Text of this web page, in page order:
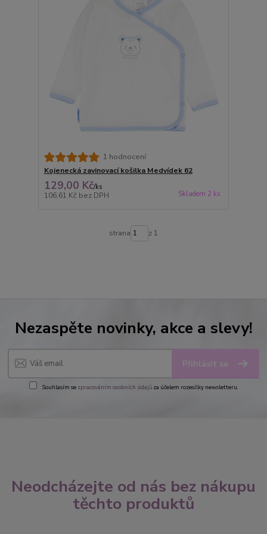
1 hodnocení
Kojenecká zavinovací košilka Medvídek 62
129,00 Kč/ks
106,61 Kč bez DPH Skladem 2 ks
strana z 1
Nezaspěte novinky, akce a slevy!
Přihlásit se
Souhlasím se zpracováním osobních údajůza účelem rozesílky newsletteru.
Neodcházejte od nás bez nákupu
těchto produktů